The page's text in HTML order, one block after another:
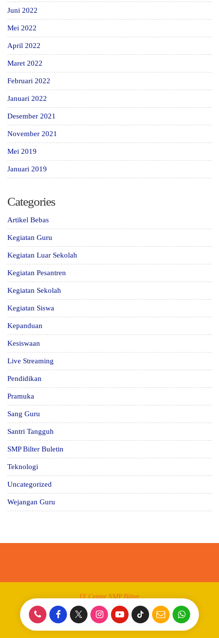
Juni 2022
Mei 2022
April 2022
Maret 2022
Februari 2022
Januari 2022
Desember 2021
November 2021
Mei 2019
Januari 2019
Categories
Artikel Bebas
Kegiatan Guru
Kegiatan Luar Sekolah
Kegiatan Pesantren
Kegiatan Sekolah
Kegiatan Siswa
Kepanduan
Kesiswaan
Live Streaming
Pendidikan
Pramuka
Sang Guru
Santri Tangguh
SMP Bilter Buletin
Teknologi
Uncategorized
Wejangan Guru
IT Center SMP Bilter